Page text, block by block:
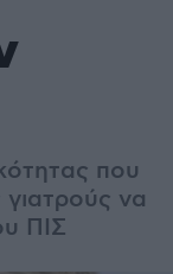
που
να
ΠΙΣ